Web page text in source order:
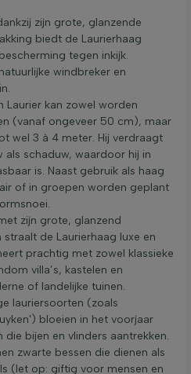
zijn grote, glanzende
biedt de Laurierhaag
tegen inkijk.
windbreker en
Laurier kan zowel worden
(vanaf ongeveer 50 cm), maar
wel 3 à 4 meter. Hij verdraagt
als schaduw, waardoor hij in
is. Naast gebruik als haag
of in groepen worden geplant
zijn grote, glanzend
de Laurierhaag luxe en
prachtig met zowel klassieke
villa’s, kastelen en
of landelijke tuinen.
lauriersoorten (zoals
bloeien in het voorjaar
bijen en vlinders aantrekken.
zwarte bessen die dienen als
(let op: giftig voor mensen en